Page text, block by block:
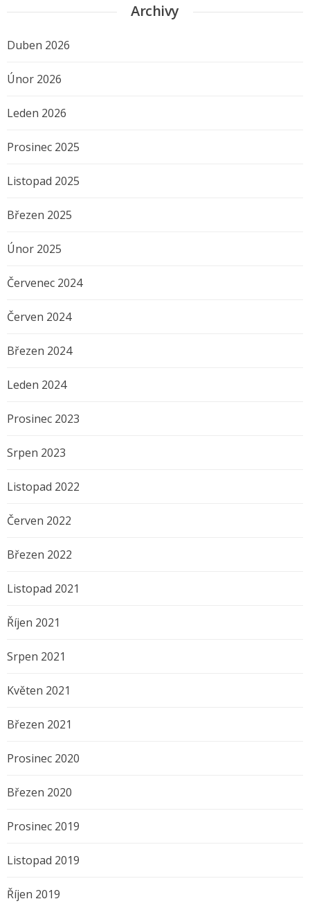
Archivy
Duben 2026
Únor 2026
Leden 2026
Prosinec 2025
Listopad 2025
Březen 2025
Únor 2025
Červenec 2024
Červen 2024
Březen 2024
Leden 2024
Prosinec 2023
Srpen 2023
Listopad 2022
Červen 2022
Březen 2022
Listopad 2021
Říjen 2021
Srpen 2021
Květen 2021
Březen 2021
Prosinec 2020
Březen 2020
Prosinec 2019
Listopad 2019
Říjen 2019